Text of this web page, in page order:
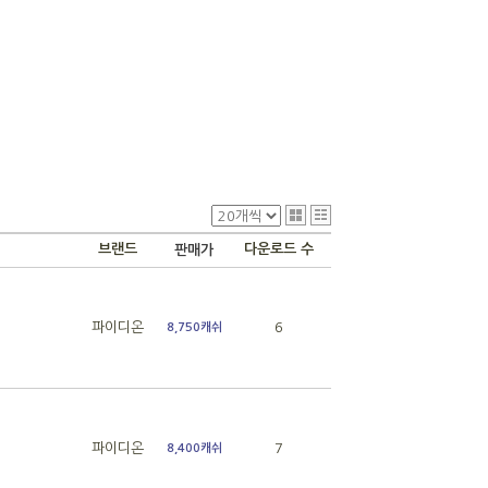
브랜드 판매가 다운로드 수
파이디온 8,750캐쉬 6
파이디온 8,400캐쉬 7